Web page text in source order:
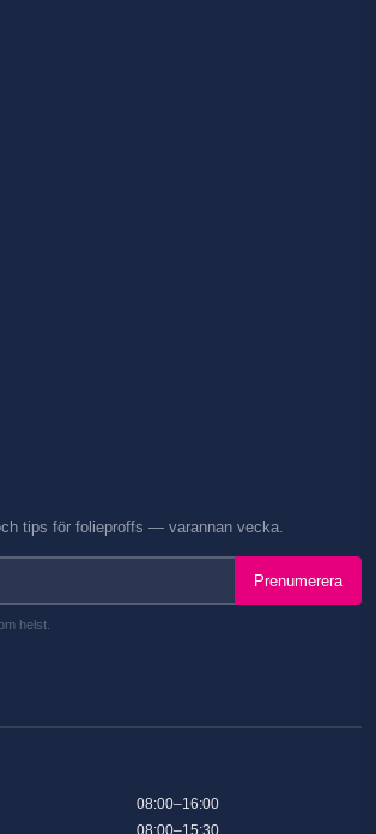
tips för folieproffs — varannan vecka.
Prenumerera
helst.
08:00–16:00